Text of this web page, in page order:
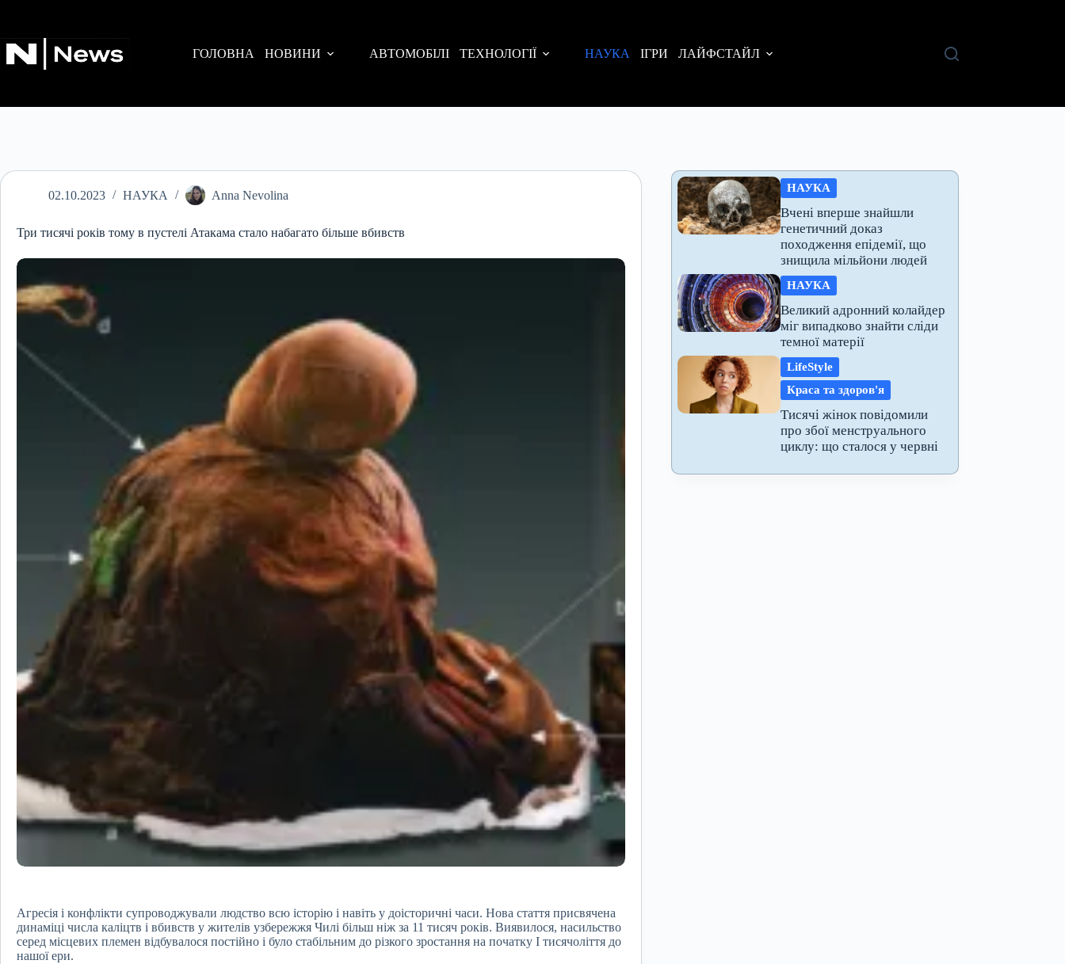
ГОЛОВНА
НОВИНИ АВТОМОБІЛІ ТЕХНОЛОГІЇ НАУКА ІГРИ ЛАЙФСТАЙЛ
02.10.2023 НАУКА Anna Nevolina
Три тисячі років тому в пустелі Атакама стало набагато більше вбивств
Агресія і конфлікти супроводжували людство всю історію і навіть у доісторичні часи. Нова стаття присвячена
динаміці числа каліцтв і вбивств у жителів узбережжя Чилі більш ніж за 11 тисяч років. Виявилося, насильство
серед місцевих племен відбувалося постійно і було стабільним до різкого зростання на початку I тисячоліття до
нашої ери.
НАУКА
Вчені вперше знайшли
генетичний доказ
походження епідемії, що
знищила мільйони людей
НАУКА
Великий адронний колайдер
міг випадково знайти сліди
темної матерії
LifeStyle
Краса та здоров'я
Тисячі жінок повідомили
про збої менструального
циклу: що сталося у червні